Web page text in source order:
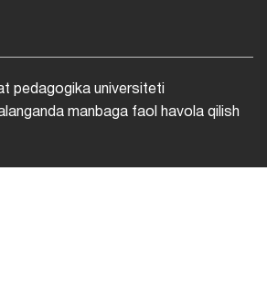
pedagogika universiteti
manbaga faol havola qilish